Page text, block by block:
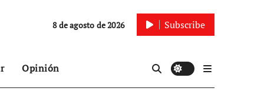
8 de agosto de 2026 Subscribe
Opinión